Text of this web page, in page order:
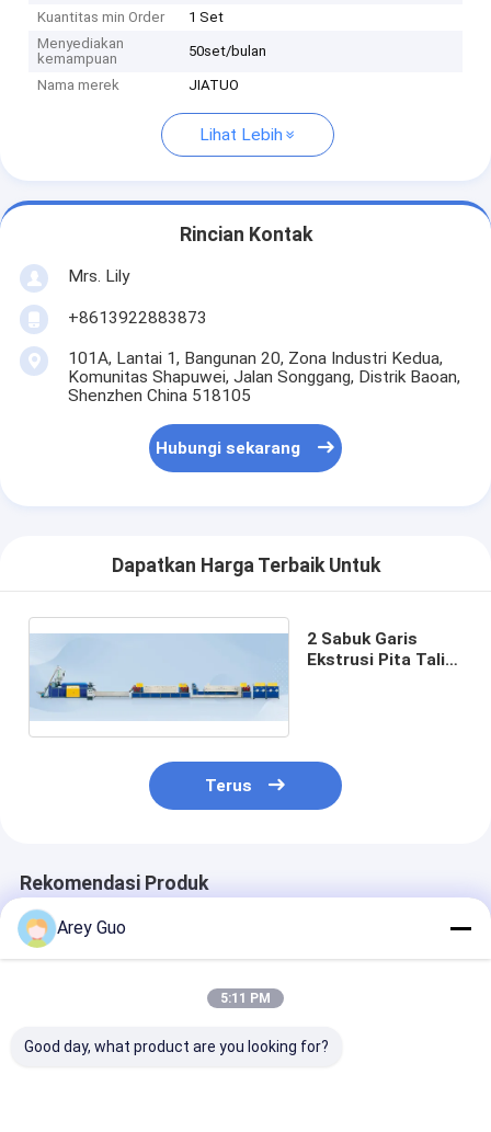
Kuantitas min Order
1 Set
Menyediakan
kemampuan
50set/bulan
Nama merek JIATUO
Lihat Lebih
Rincian Kontak
Mrs. Lily
+8613922883873
101A, Lantai 1, Bangunan 20, Zona Industri Kedua,
Komunitas Shapuwei, Jalan Songgang, Distrik Baoan,
Shenzhen China 518105
Hubungi sekarang
Dapatkan Harga Terbaik Untuk
2 Sabuk Garis
Ekstrusi Pita Tali
Terus
Rekomendasi Produk
Arey Guo
5:11 PM
Good day, what product are you looking for?